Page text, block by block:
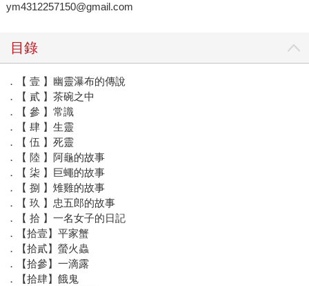
ym4312257150@gmail.com
目錄
．【 壹 】幽靈瀑布的傳說
．【 貳 】茶碗之中
．【 參 】常識
．【 肆 】生靈
．【 伍 】死靈
．【 陸 】阿龜的故事
．【 柒 】巨蠅的故事
．【 捌 】雉雞的故事
．【 玖 】忠五郎的故事
．【 拾 】一名女子的日記
．【拾壹】平家蟹
．【拾貳】螢火蟲
．【拾參】一滴露
．【拾肆】餓鬼